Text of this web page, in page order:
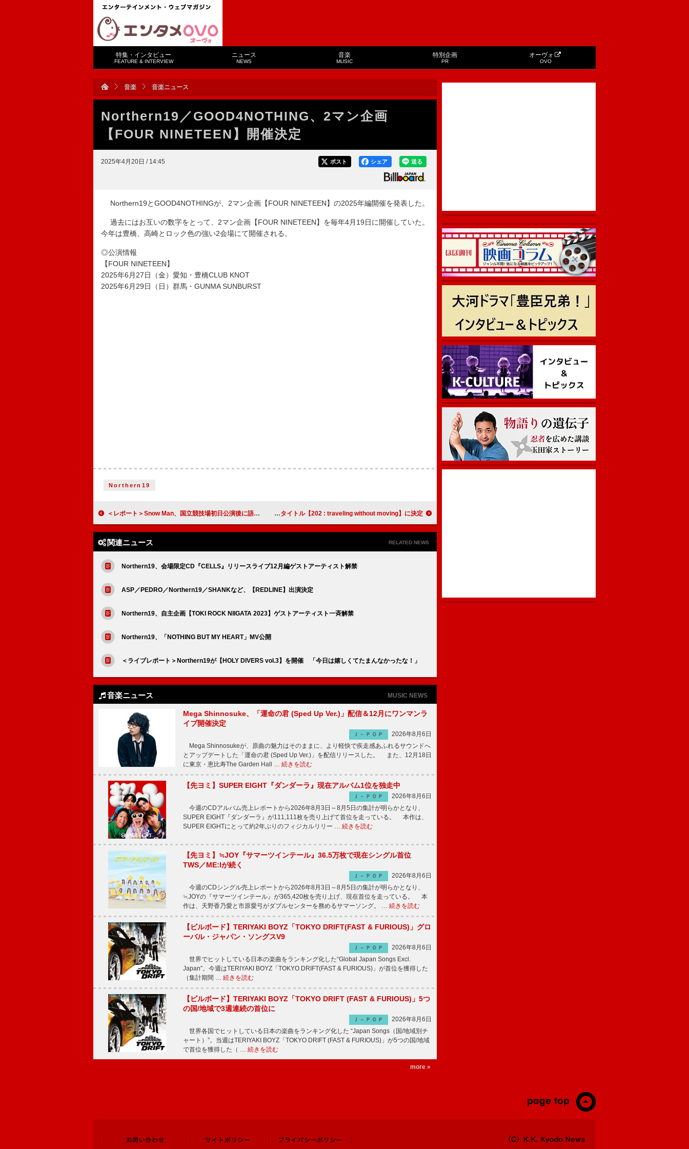
特集・インタビュー
FEATURE & INTERVIEW
ニュース
NEWS
音楽
MUSIC
特別企画
PR
オーヴォ
OVO
音楽 音楽ニュース
Northern19／GOOD4NOTHING、2マン企画
【FOUR NINETEEN】開催決定
2025年4月20日 / 14:45 送る
シェア
ポスト
Northern19とGOOD4NOTHINGが、2マン企画【FOUR NINETEEN】の2025年編開催を発表した。
過去にはお互いの数字をとって、2マン企画【FOUR NINETEEN】を毎年4月19日に開催していた。
今年は豊橋、高崎とロック色の強い2会場にて開催される。
◎公演情報
【FOUR NINETEEN】
2025年6月27日（金）愛知・豊橋CLUB KNOT
2025年6月29日（日）群馬・GUNMA SUNBURST
Northern19
＜レポート＞Snow Man、国立競技場初日公演後に語った心境 5周年を迎えられたのは「この9人だったから」 S.A.R.、東阪ワンマンツアータイトル【202 : traveling without moving】に決定
関連ニュース RELATED NEWS
Northern19、会場限定CD『CELLS』リリースライブ12月編ゲストアーティスト解禁
ASP／PEDRO／Northern19／SHANKなど、【REDLINE】出演決定
Northern19、自主企画【TOKI ROCK NIIGATA 2023】ゲストアーティスト一斉解禁
Northern19、「NOTHING BUT MY HEART」MV公開
＜ライブレポート＞Northern19が【HOLY DIVERS vol.3】を開催 「今日は嬉しくてたまんなかったな！」
音楽ニュース MUSIC NEWS
Mega Shinnosuke、「運命の君 (Sped Up Ver.)」配信＆12月にワンマンラ
イブ開催決定
Ｊ－ＰＯＰ
2026年8月6日
Mega Shinnosukeが、原曲の魅力はそのままに、より軽快で疾走感あふれるサウンドへ
とアップデートした「運命の君 (Sped Up Ver.)」を配信リリースした。 また、12月18日
に東京・恵比寿The Garden Hall … 続きを読む
【先ヨミ】SUPER EIGHT『ダンダーラ』現在アルバム1位を独走中
Ｊ－ＰＯＰ
2026年8月6日
今週のCDアルバム売上レポートから2026年8月3日～8月5日の集計が明らかとなり、
SUPER EIGHT『ダンダーラ』が111,111枚を売り上げて首位を走っている。 本作は、
SUPER EIGHTにとって約2年ぶりのフィジカルリリー … 続きを読む
【先ヨミ】≒JOY『サマーツインテール』36.5万枚で現在シングル首位
TWS／ME:Iが続く
Ｊ－ＰＯＰ
2026年8月6日
今週のCDシングル売上レポートから2026年8月3日～8月5日の集計が明らかとなり、
≒JOYの『サマーツインテール』が365,420枚を売り上げ、現在首位を走っている。 本
作は、天野香乃愛と市原愛弓がダブルセンターを務めるサマーソング。 … 続きを読む
【ビルボード】TERIYAKI BOYZ「TOKYO DRIFT(FAST & FURIOUS)」グロ
ーバル・ジャパン・ソングスV9
Ｊ－ＰＯＰ
2026年8月6日
世界でヒットしている日本の楽曲をランキング化した“Global Japan Songs Excl.
Japan”。今週はTERIYAKI BOYZ「TOKYO DRIFT(FAST & FURIOUS)」が首位を獲得した
（集計期間 … 続きを読む
【ビルボード】TERIYAKI BOYZ「TOKYO DRIFT (FAST & FURIOUS)」5つ
の国/地域で3週連続の首位に
Ｊ－ＰＯＰ
2026年8月6日
世界各国でヒットしている日本の楽曲をランキング化した “Japan Songs（国/地域別チ
ャート）”。当週はTERIYAKI BOYZ「TOKYO DRIFT (FAST & FURIOUS)」が5つの国/地域
で首位を獲得した（ … 続きを読む
more »